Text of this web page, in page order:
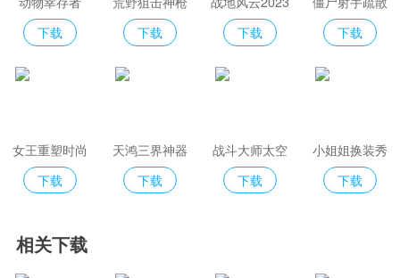
下载
手
下载
下载
下载
女王重塑时尚
跑
下载
天鸿三界神器
下载
战斗大师太空
沙盒
下载
小姐姐换装秀
下载
相关下载